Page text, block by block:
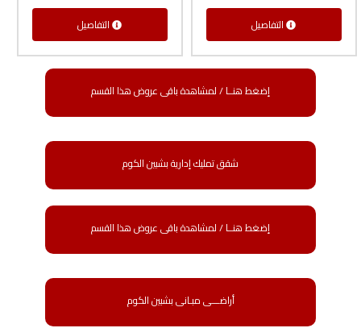
التفاصيل
التفاصيل
إضغط هنــا / لمشاهدة باقى عروض هذا القسم
شقق تمليك إدارية بشبين الكوم
إضغط هنــا / لمشاهدة باقى عروض هذا القسم
أراضـــى مبـانى بشبين الكوم